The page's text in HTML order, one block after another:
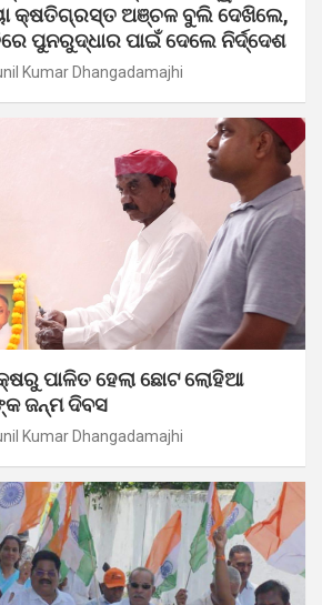
କ୍ଷତିଗ୍ରସ୍ତ ଅଞ୍ଚଳ ବୁଲି ଦେଖିଲେ,
ପୁନରୁଦ୍ଧାର ପାଇଁ ଦେଲେ ନିର୍ଦ୍ଦେଶ
Kumar Dhangadamajhi
ପାଳିତ ହେଲା ଛୋଟ ଲୋହିଆ
ଜନ୍ମ ଦିବସ
Kumar Dhangadamajhi